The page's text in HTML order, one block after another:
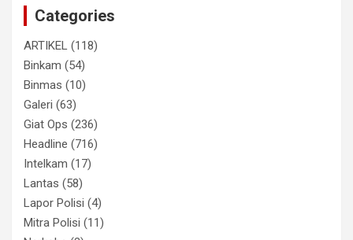
Categories
ARTIKEL (118)
Binkam (54)
Binmas (10)
Galeri (63)
Giat Ops (236)
Headline (716)
Intelkam (17)
Lantas (58)
Lapor Polisi (4)
Mitra Polisi (11)